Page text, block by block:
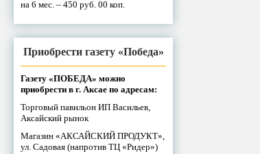
на 6 мес. – 450 руб. 00 коп.
Приобрести газету «Победа»
Газету «ПОБЕДА» можно
приобрести в г. Аксае по адресам:
Торговый павильон ИП Васильев,
Аксайский рынок
Магазин «АКСАЙСКИЙ ПРОДУКТ»,
ул. Садовая (напротив ТЦ «Ридер»)